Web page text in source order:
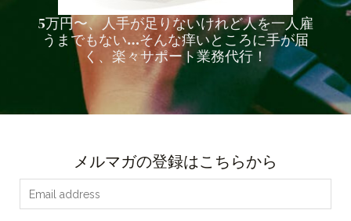
5万円〜、人手が足りないけれど人を一人雇
うまでもない…そんな痒いところに手が届
く、楽々サポート業務代行！
メルマガの登録はこちらから
m